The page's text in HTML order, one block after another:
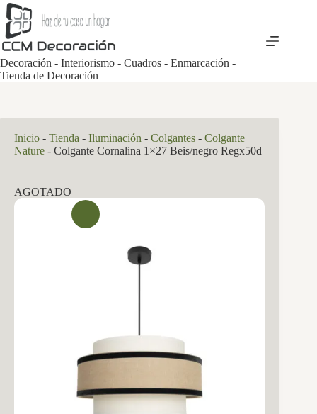
Saltar
al
contenido
Decoración - Interiorismo - Cuadros - Enmarcación -
Tienda de Decoración
Inicio - Tienda - Iluminación - Colgantes - Colgante
Nature - Colgante Cornalina 1×27 Beis/negro Regx50d
AGOTADO